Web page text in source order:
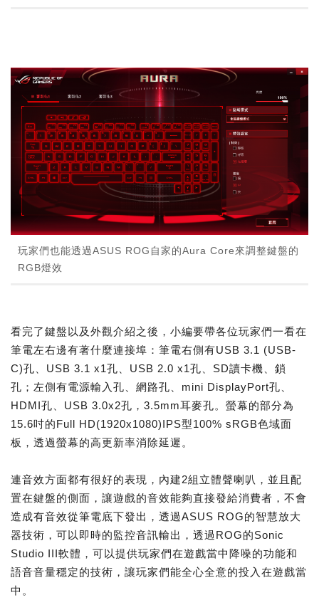
玩家們也能透過ASUS ROG自家的Aura Core來調整鍵盤的
RGB燈效
看完了鍵盤以及外觀介紹之後，小編要帶各位玩家們一看在
筆電左右邊有著什麼連接埠：筆電右側有USB 3.1 (USB-
C)孔、USB 3.1 x1孔、USB 2.0 x1孔、SD讀卡機、鎖
孔；左側有電源輸入孔、網路孔、mini DisplayPort孔、
HDMI孔、USB 3.0x2孔，3.5mm耳麥孔。螢幕的部分為
15.6吋的Full HD(1920x1080)IPS型100% sRGB色域面
板，透過螢幕的高更新率消除延遲。
連音效方面都有很好的表現，內建2組立體聲喇叭，並且配
置在鍵盤的側面，讓遊戲的音效能夠直接發給消費者，不會
造成有音效從筆電底下發出，透過ASUS ROG的智慧放大
器技術，可以即時的監控音訊輸出，透過ROG的Sonic
Studio III軟體，可以提供玩家們在遊戲當中降噪的功能和
語音音量穩定的技術，讓玩家們能全心全意的投入在遊戲當
中。